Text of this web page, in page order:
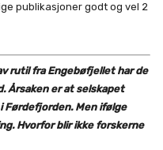
publikasjoner godt og vel 2
rutil fra Engebøfjellet har de
Årsaken er at selskapet
Førdefjorden. Men ifølge
Hvorfor blir ikke forskerne